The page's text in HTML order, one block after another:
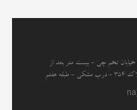
تخم چی - بیست متر بعد از
هفتم